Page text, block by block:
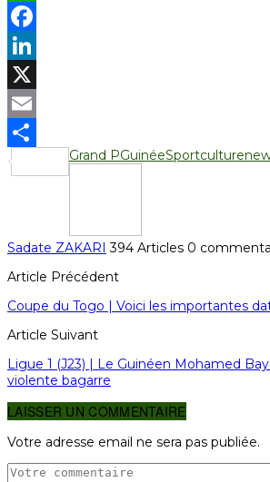
WhatsApp
Facebook
LinkedIn
X
Email
Partager
Grand PGuinée
Sadate ZAKARI 394 Articles 0
Article Précédent
Coupe du Togo | Voici les importantes
Article Suivant
Ligue 1 (J23) | Le Guinéen Mohamed
violente bagarre
LAISSER UN COMMENTAIRE
Votre adresse email ne sera pas publiée.